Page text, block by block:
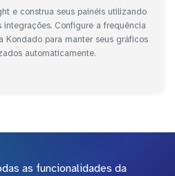
e construa seus painéis utilizando
integrações. Configure a frequência
Kondado para manter seus gráficos
automaticamente.
as funcionalidades da